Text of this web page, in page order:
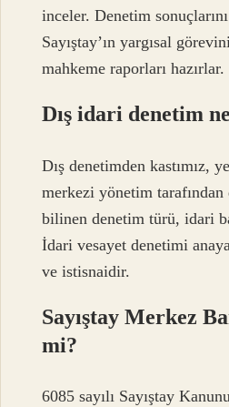
inceler. Denetim
Sayıştay’ın yargısal
mahkeme raporları hazırlar.
Dış idari denetim
Dış denetimden kastımız,
merkezi yönetim
bilinen denetim türü, idari
İdari vesayet denetimi
ve istisnaidir.
Sayıştay Merkez
mi?
6085 sayılı Sayıştay